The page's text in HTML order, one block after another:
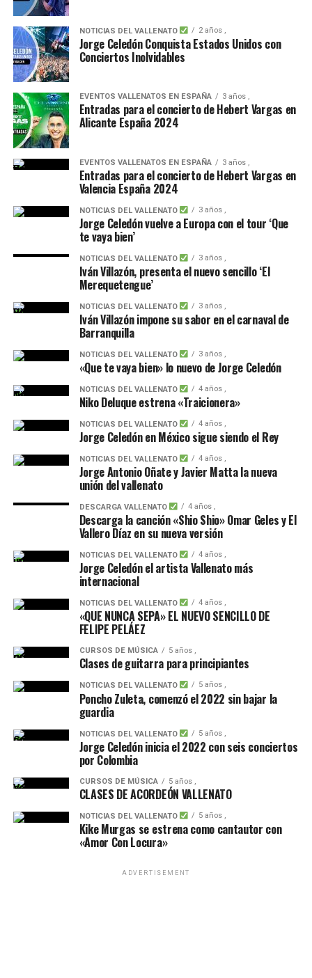
NOTICIAS DEL VALLENATO 2 años ,
Jorge Celedón Conquista Estados Unidos con
Conciertos Inolvidables
EVENTOS VALLENATOS EN ESPAÑA 3 años ,
Entradas para el concierto de Hebert Vargas en
Alicante España 2024
EVENTOS VALLENATOS EN ESPAÑA 3 años ,
Entradas para el concierto de Hebert Vargas en
Valencia España 2024
NOTICIAS DEL VALLENATO 3 años ,
Jorge Celedón vuelve a Europa con el tour ‘Que
te vaya bien’
NOTICIAS DEL VALLENATO 3 años ,
Iván Villazón, presenta el nuevo sencillo ‘El
Merequetengue’
NOTICIAS DEL VALLENATO 3 años ,
Iván Villazón impone su sabor en el carnaval de
Barranquilla
NOTICIAS DEL VALLENATO 3 años ,
«Que te vaya bien» lo nuevo de Jorge Celedón
NOTICIAS DEL VALLENATO 4 años ,
Niko Deluque estrena «Traicionera»
NOTICIAS DEL VALLENATO 4 años ,
Jorge Celedón en México sigue siendo el Rey
NOTICIAS DEL VALLENATO 4 años ,
Jorge Antonio Oñate y Javier Matta la nueva
unión del vallenato
DESCARGA VALLENATO 4 años ,
Descarga la canción «Shio Shio» Omar Geles y El
Vallero Díaz en su nueva versión
NOTICIAS DEL VALLENATO 4 años ,
Jorge Celedón el artista Vallenato más
internacional
NOTICIAS DEL VALLENATO 4 años ,
«QUE NUNCA SEPA» EL NUEVO SENCILLO DE
FELIPE PELÁEZ
CURSOS DE MÚSICA 5 años ,
Clases de guitarra para principiantes
NOTICIAS DEL VALLENATO 5 años ,
Poncho Zuleta, comenzó el 2022 sin bajar la
guardia
NOTICIAS DEL VALLENATO 5 años ,
Jorge Celedón inicia el 2022 con seis conciertos
por Colombia
CURSOS DE MÚSICA 5 años ,
CLASES DE ACORDEÓN VALLENATO
NOTICIAS DEL VALLENATO 5 años ,
Kike Murgas se estrena como cantautor con
«Amor Con Locura»
ADVERTISEMENT